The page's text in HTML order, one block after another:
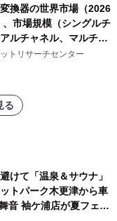
換器の世界市場（2026
市場規模（シングルチ
ルチャネル、マルチチ
レポートを発表
トリサーチセンター
る
けて「温泉＆サウナ」
トパーク木更津から車
袖ケ浦店が夏フェア